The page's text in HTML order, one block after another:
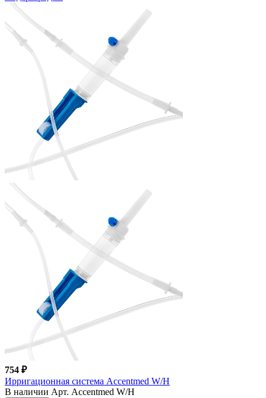
754 ₽
Ирригационная система Accentmed W/H
В наличии Арт. Accentmed W/H